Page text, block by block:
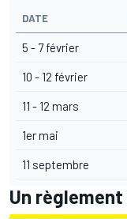
DATE
5 - 7 février
10 - 12 février
11 - 12 mars
1er mai
11 septembre
Un